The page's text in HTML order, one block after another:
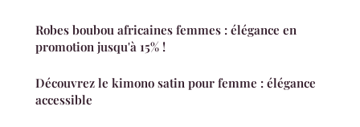
Robes boubou africaines femmes : élégance en
promotion jusqu'à 15% !
Découvrez le kimono satin pour femme : élégance
accessible